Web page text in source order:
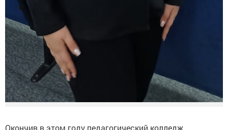
Окончив в этом году педагогический колледж